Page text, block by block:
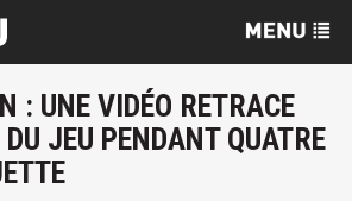
: UNE VIDÉO RETRACE
JEU PENDANT QUATRE